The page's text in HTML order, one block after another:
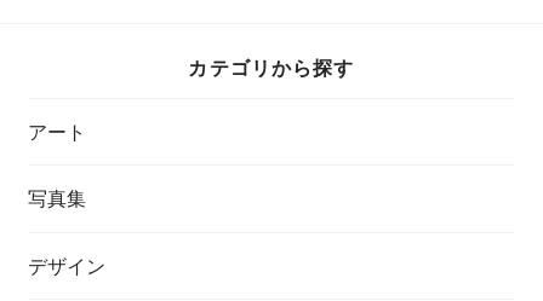
カテゴリから探す
アート
写真集
デザイン